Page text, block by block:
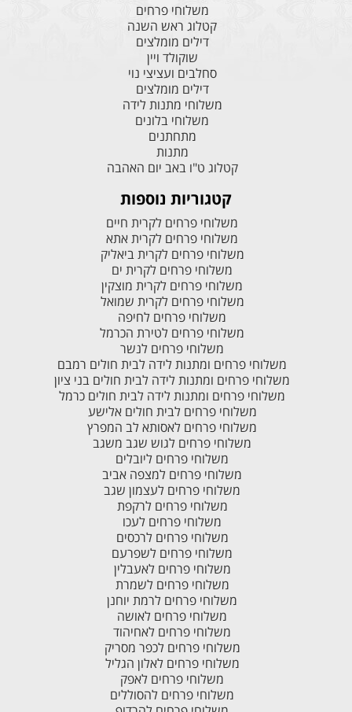
משלוחי פרחים
קטלוג ראש השנה
דילים מומלצים
שוקולד ויין
סחלבים ועציצי נוי
דילים מומלצים
משלוחי מתנות לידה
משלוחי בלונים
מתחתנים
מתנות
קטלוג ט"ו באב יום האהבה
קטגוריות נוספות
משלוחי פרחים לקרית חיים
משלוחי פרחים לקרית אתא
משלוחי פרחים לקרית ביאליק
משלוחי פרחים לקרית ים
משלוחי פרחים לקרית מוצקין
משלוחי פרחים לקרית שמואל
משלוחי פרחים לחיפה
משלוחי פרחים לטירת הכרמל
משלוחי פרחים לנשר
משלוחי פרחים ומתנות לידה לבית חולים רמבם
משלוחי פרחים ומתנות לידה לבית חולים בני ציון
משלוחי פרחים ומתנות לידה לבית חולים כרמל
משלוחי פרחים לבית חולים אלישע
משלוחי פרחים לאסותא לב המפרץ
משלוחי פרחים לגוש שגב משגב
משלוחי פרחים ליובלים
משלוחי פרחים למצפה אביב
משלוחי פרחים לעצמון שגב
משלוחי פרחים לרקפת
משלוחי פרחים לעכו
משלוחי פרחים לרכסים
משלוחי פרחים לשפרעם
משלוחי פרחים לאעבלין
משלוחי פרחים לשמרת
משלוחי פרחים לרמת יוחנן
משלוחי פרחים לאושה
משלוחי פרחים לאחיהוד
משלוחי פרחים לכפר מסריק
משלוחי פרחים לאלון הגליל
משלוחי פרחים לאפק
משלוחי פרחים להסוללים